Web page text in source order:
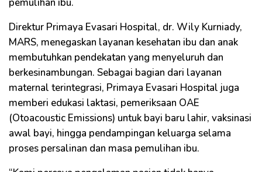
Direktur Primaya Evasari Hospital, dr. Wily Kurniady,
MARS, menegaskan layanan kesehatan ibu dan anak
membutuhkan pendekatan yang menyeluruh dan
berkesinambungan. Sebagai bagian dari layanan
maternal terintegrasi, Primaya Evasari Hospital juga
memberi edukasi laktasi, pemeriksaan OAE
(Otoacoustic Emissions) untuk bayi baru lahir, vaksinasi
awal bayi, hingga pendampingan keluarga selama
proses persalinan dan masa pemulihan ibu.